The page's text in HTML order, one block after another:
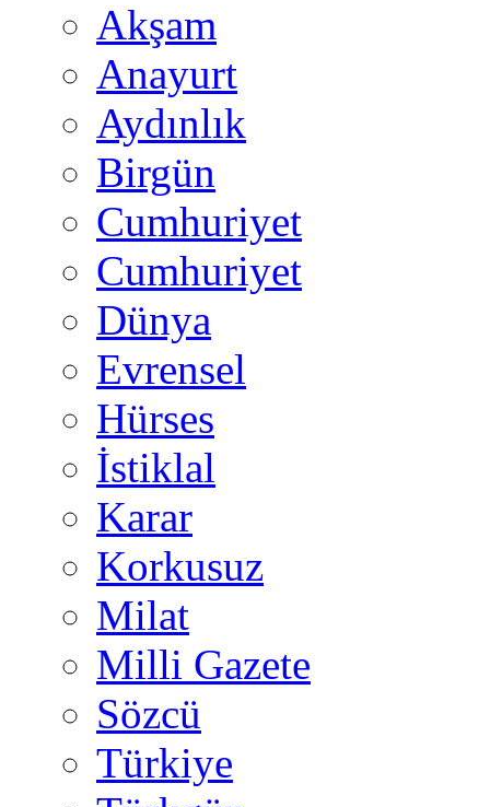
Akşam
Anayurt
Aydınlık
Birgün
Cumhuriyet
Cumhuriyet
Dünya
Evrensel
Hürses
İstiklal
Karar
Korkusuz
Milat
Milli Gazete
Sözcü
Türkiye